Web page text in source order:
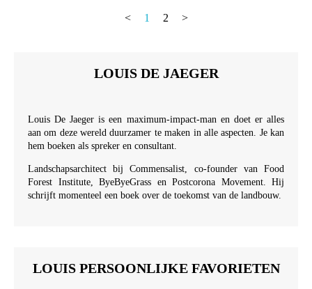
< 1 2 >
LOUIS DE JAEGER
Louis De Jaeger is een maximum-impact-man en doet er alles
aan om deze wereld duurzamer te maken in alle aspecten. Je kan
hem boeken als spreker en consultant.
Landschapsarchitect bij Commensalist, co-founder van Food
Forest Institute, ByeByeGrass en Postcorona Movement. Hij
schrijft momenteel een boek over de toekomst van de landbouw.
LOUIS PERSOONLIJKE FAVORIETEN